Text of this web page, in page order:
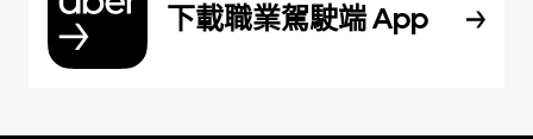
下載職業駕駛端 App